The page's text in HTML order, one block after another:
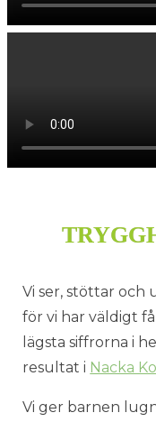
Vi ser, stöttar och
för vi har väldigt
lägsta siffrorna i
resultat i Nacka
Vi ger barnen